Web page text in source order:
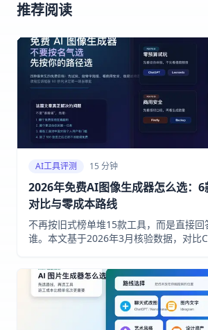
推荐阅读
AI工具评测 15 分钟
2026年免费AI图像生成器怎么选：6
对比与零成本路线
不再按旧式榜单堆15款工具，而是直接
谁。本文基于2026年3月核验数据，对比
Image Creator的免费机制、商用口径与
可达性。